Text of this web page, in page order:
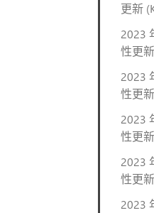
更新
2023
性更
2023
性更
2023
性更
2023
性更
2023